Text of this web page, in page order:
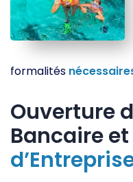
formalités
Ouverture
Bancaire